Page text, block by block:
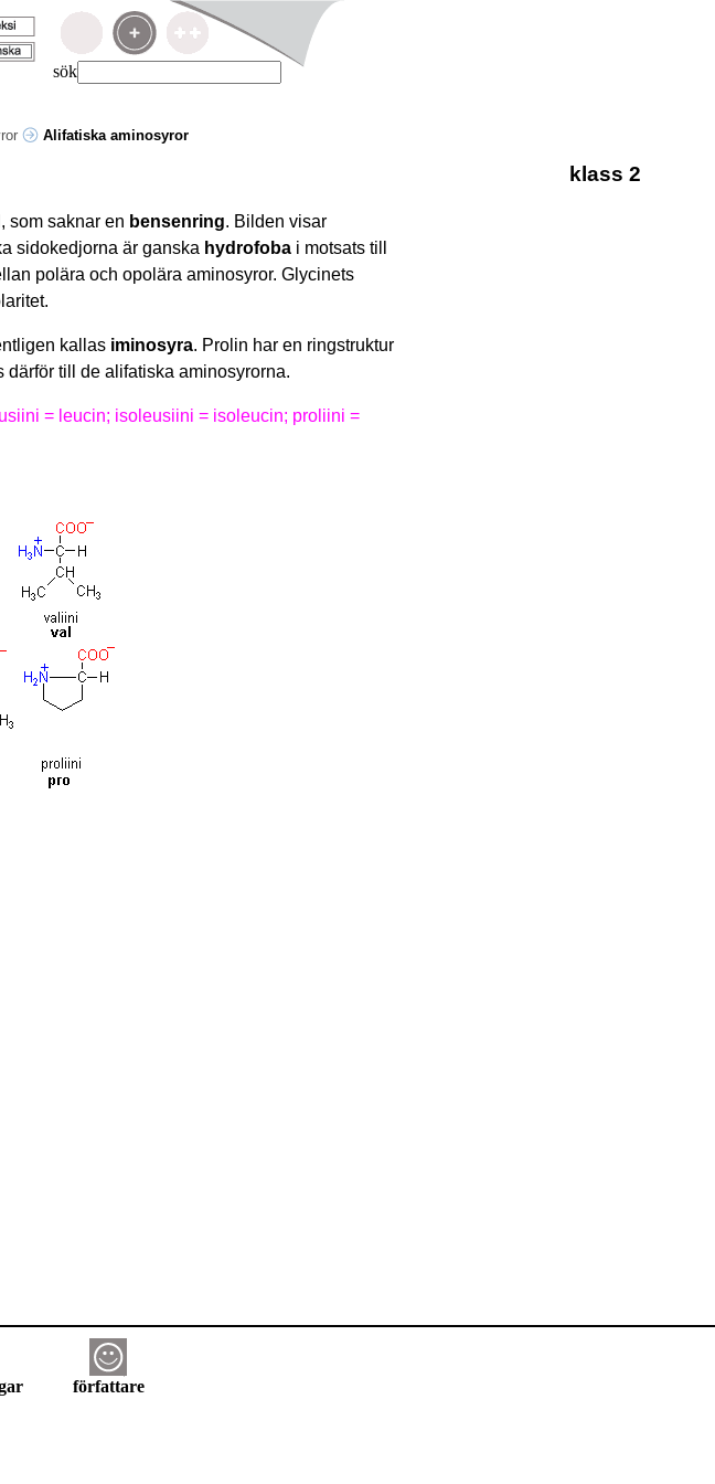
sök
Alifatiska aminosyror
klass 2
som saknar en bensenring. Bilden visar
sidokedjorna är ganska hydrofoba i motsats till
polära och opolära aminosyror. Glycinets
kallas iminosyra. Prolin har en ringstruktur
till de alifatiska aminosyrorna.
= leucin; isoleusiini = isoleucin; proliini =
författare